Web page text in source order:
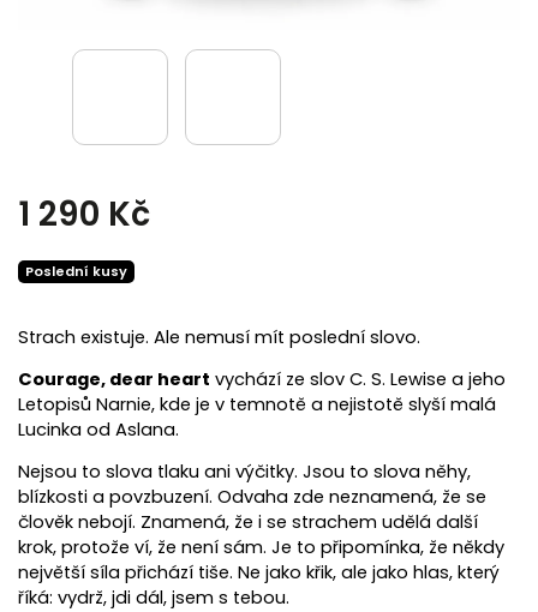
1 290 Kč
Strach existuje. Ale nemusí mít poslední slovo.
Courage, dear heart vychází ze slov C. S. Lewise a jeho
Letopisů Narnie, kde je v temnotě a nejistotě slyší malá
Lucinka od Aslana.
Nejsou to slova tlaku ani výčitky. Jsou to slova něhy,
blízkosti a povzbuzení. Odvaha zde neznamená, že se
člověk nebojí. Znamená, že i se strachem udělá další
krok, protože ví, že není sám. Je to připomínka, že někdy
největší síla přichází tiše. Ne jako křik, ale jako hlas, který
říká: vydrž, jdi dál, jsem s tebou.
Poslední kusy